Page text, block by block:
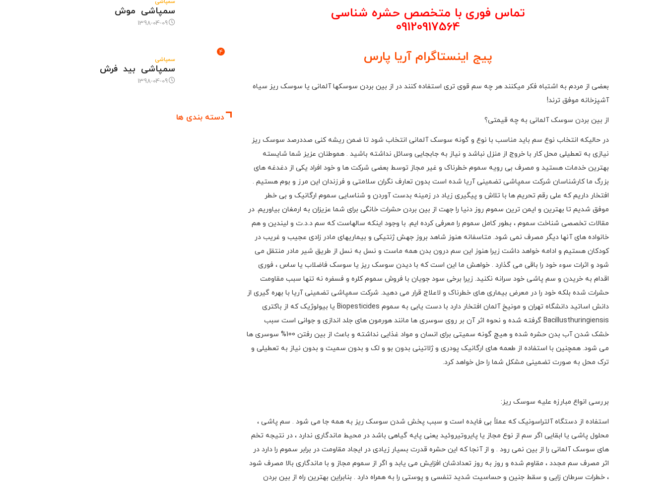
تماس فوری با متخصص حشره شناسی
09120917564
پیج اینستاگرام آریا پارس
بعضی از مردم به اشتباه فکر میکنند هر چه سم قوی تری استفاده کنند در از بین بردن سوسکها آلمانی یا سوسک ریز سیاه
آشپزخانه موفق ترند!
از بین بردن سوسک آلمانی به چه قیمتی؟
در حالیکه انتخاب نوع سم باید مناسب با نوع و گونه سوسک آلمانی انتخاب شود تا ضمن ریشه کنی صددرصد سوسک ریز
نیازی به تعطیلی محل کار با خروج از منزل نباشد و نیاز به جابجایی وسائل نداشته باشید . هموطنان عزیز شما شایسته
بهترین خدمات هستید و مصرف بی رویه سموم خطرناک و غیر مجاز توسط بعضی شرکت ها و خود افراد یکی از دغدغه های
بزرگ ما کارشناسان شرکت سمپاشی تضمینی آریا شده است بدون تعارف نگران سلامتی و فرزندان این مرز و بوم هستیم .
افتخار داریم که علی رقم تحریم ها با تلاش و پیگیری زیاد در زمینه بدست آوردن و شناسایی سموم ارگانیک و بی خطر
موفق شدیم تا بهترین و ایمن ترین سموم روز دنیا را جهت از بین بردن حشرات خانگی برای شما عزیزان به ارمغان بیاوریم. در
مقالات تخصصی شناخت سموم ، بطور کامل سموم را معرفی کرده ایم. با وجود اینکه سالهاست که سم د.د.ت و لیندین و هم
خانواده های آنها دیگر مصرف نمی شود. متاسفانه هنوز شاهد بروز جهش ژنتیکی و بیماریهای مادر زادی عجیب و غریب در
کودکان هستیم و ادامه خواهد داشت زیرا هنوز این سم درون بدن همه ماست و نسل به نسل از طریق شیر مادر منتقل می
شود و اثرات سوء خود را باقی می گذارد . خواهش ما این است که با دیدن سوسک ریز یا سوسک فاضلاب یا ساس ، فوری
اقدام به خریدن و سم پاشی خود سرانه نکنید. زیرا برخی سود جویان با فروش سموم کلره و فسفره نه تنها سبب مقاومت
حشرات شده بلکه خود را در معرض بیماری های خطرناک و لاعلاج قرار می دهید. شرکت سمپاشی تضمینی آریا با بهره گیری از
دانش اساتید دانشگاه تهران و مونیخ آلمان افتخار دارد با دست یابی به سموم Biopesticides یا بیولوژیک که از باکتری
Bacillusthuringiensis گرفته شده و نحوه اثر آن بر روی سوسری ها مانند هورمون های جلد اندازی و جوانی است سبب
خشک شدن آب بدن حشره شده و هیچ گونه سمیتی برای انسان و مواد غذایی نداشته و باعث از بین رفتن 100% سوسری ها
می شود. همچنین با استفاده از طعمه های ارگانیک پودری و ژلاتینی بدون بو و لک و بدون سمیت و بدون نیاز به تعطیلی و
ترک محل به صورت تضمینی مشکل شما را حل خواهد کرد.
بررسی انواع مبارزه علیه سوسک ریز:
استفاده از دستگاه آلتراسونیک که عملاً بی فایده است و سبب پخش شدن سوسک ریز به همه جا می شود . سم پاشی ،
محلول پاشی یا ابقایی اگر سم از نوع مجاز یا پایروتیروئید یعنی پایه گیاهی باشد در محیط ماندگاری ندارد ، در نتیجه تخم
های سوسک آلمانی را از بین نمی رود . و از آنجا که این حشره قدرت بسیار زیادی در ایجاد مقاومت در برابر سموم را دارد در
اثر مصرف سم مجدد ، مقاوم شده و روز به روز تعدادشان افزایش می یابد و اگر از سموم مجاز و با ماندگاری بالا مصرف شود
، خطرات سرطان زایی و سقط جنین و حساسیت شدید تنفسی و پوستی را به همراه دارد . بنابراین بهترین راه از بین بردن
سمپاشی موش
1398-04-09
4
سمپاشی
سمپاشی بید فرش
1398-04-09
دسته بندی ها